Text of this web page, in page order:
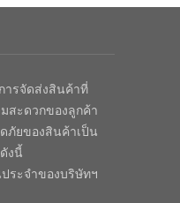
ารจัดส่งสินค้าที่
สะดวกของลูกค้า
ภัยของสินค้าเป็น
งนี้
ระจำของบริษัทฯ